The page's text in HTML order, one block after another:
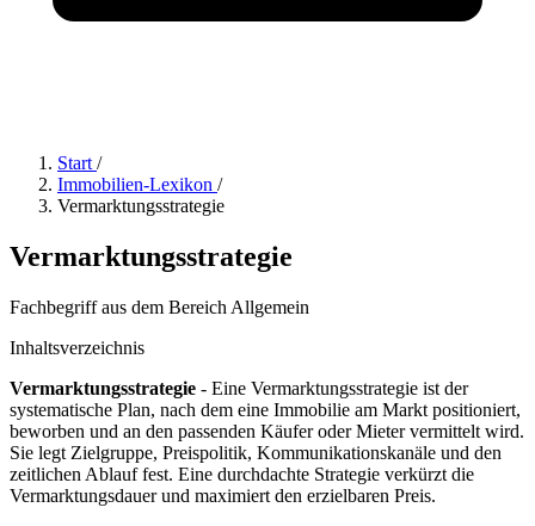
Start /
Immobilien-Lexikon /
Vermarktungsstrategie
Vermarktungsstrategie
Fachbegriff aus dem Bereich Allgemein
Inhaltsverzeichnis
Vermarktungsstrategie - Eine Vermarktungsstrategie ist der
systematische Plan, nach dem eine Immobilie am Markt positioniert,
beworben und an den passenden Käufer oder Mieter vermittelt wird.
Sie legt Zielgruppe, Preispolitik, Kommunikationskanäle und den
zeitlichen Ablauf fest. Eine durchdachte Strategie verkürzt die
Vermarktungsdauer und maximiert den erzielbaren Preis.